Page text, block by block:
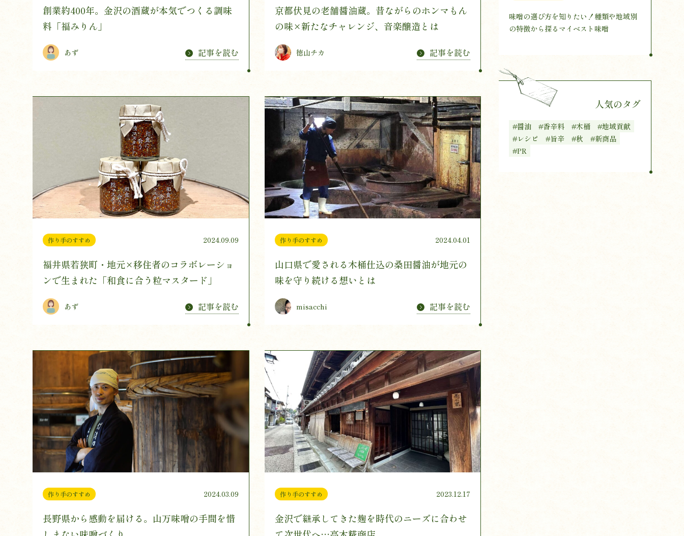
創業約400年。金沢の酒蔵が本気でつくる調味
料「福みりん」
あず 記事を読む
京都伏見の老舗醤油蔵。昔ながらのホンマもん
の味×新たなチャレンジ、音楽醸造とは
徳山チカ 記事を読む
作り手のすすめ 2024.09.09
福井県若狭町・地元×移住者のコラボレーショ
ンで生まれた「和食に合う粒マスタード」
あず 記事を読む
作り手のすすめ 2024.04.01
山口県で愛される木桶仕込の桑田醤油が地元の
味を守り続ける想いとは
misacchi 記事を読む
作り手のすすめ 2024.03.09
長野県から感動を届ける。山万味噌の手間を惜
作り手のすすめ 2023.12.17
金沢で継承してきた麹を時代のニーズに合わせ
味噌の選び方を知りたい！種類や地域別
の特徴から探るマイベスト味噌
人気のタグ
#醤油 #香辛料 #木桶
#地域貢献
#レシピ
#旨辛 #秋
#新商品
#PR